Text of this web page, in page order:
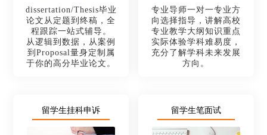
dissertation/Thesis毕业
论文从定题到终稿，全
程跟踪一站式辅导。
从逻辑到数据，从案例
到Proposal量身定制属
于你的高分毕业论文。
专业导师一对一专业方
向选择指导，讲解高校
专业教学大纲知识重点
实际体验学科难易度，
充分了解学科未来发展
方向。
留学生挂科申诉 留学生笔面试